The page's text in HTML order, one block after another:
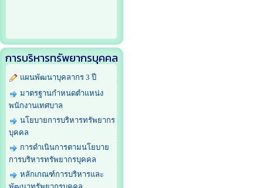
การบริหารทรัพยากรบุคคล
แผนพัฒนาบุคลากร 3 ปี
มาตรฐานกำหนดตำแหน่ง
พนักงานเทศบาล
นโยบายการบริหารทรัพยากร
บุคคล
การดำเนินการตามนโยบาย
การบริหารทรัพยากรบุคคล
หลักเกณฑ์การบริหารและ